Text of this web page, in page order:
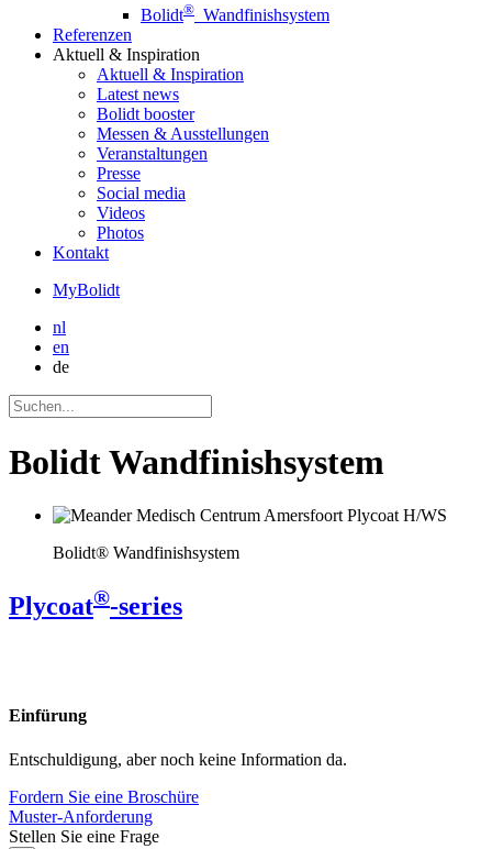
Bolidt® Wandfinishsystem
Referenzen
Aktuell & Inspiration
Aktuell & Inspiration
Latest news
Bolidt booster
Messen & Ausstellungen
Veranstaltungen
Presse
Social media
Videos
Photos
Kontakt
MyBolidt
nl
en
de
Bolidt Wandfinishsystem
Bolidt® Wandfinishsystem
Plycoat®-series
Einfürung
Entschuldigung, aber noch keine Information da.
Fordern Sie eine Broschüre
Muster-Anforderung
Stellen Sie eine Frage